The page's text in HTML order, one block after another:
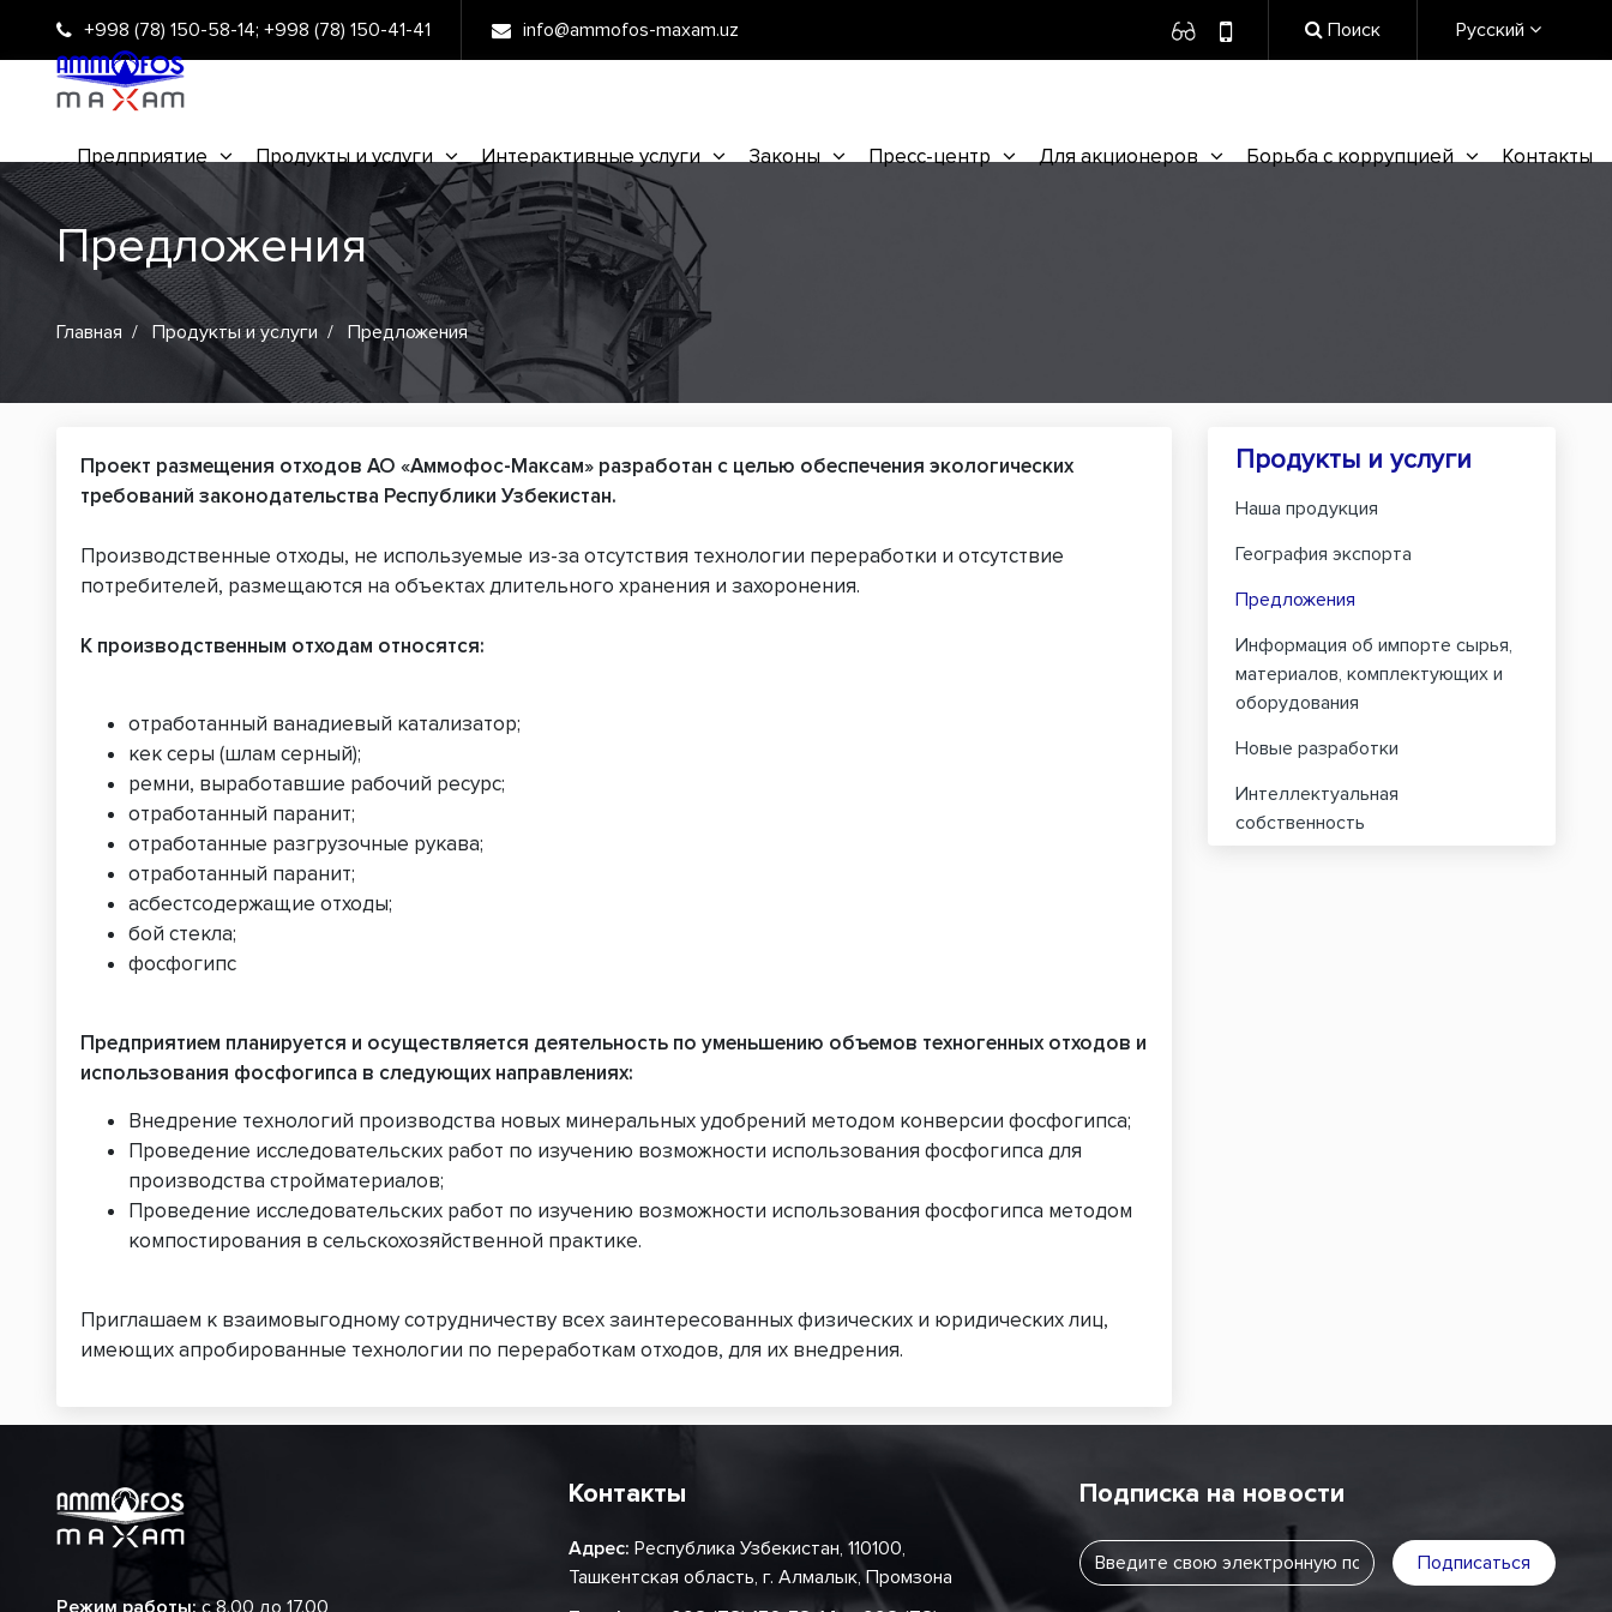
+998 (78) 150-58-14; +998 (78) 150-41-41 info@ammofos-maxam.uz Поиск Русский
Предприятие Продукты и услуги Интерактивные услуги Законы Пресс-центр Для акционеров Борьба с коррупцией Контакты
Предложения
Главная Продукты и услуги Предложения
Проект размещения отходов АО «Аммофос-Максам» разработан с целью обеспечения экологических
требований законодательства Республики Узбекистан.
Производственные отходы, не используемые из-за отсутствия технологии переработки и отсутствие
потребителей, размещаются на объектах длительного хранения и захоронения.
К производственным отходам относятся:
отработанный ванадиевый катализатор;
кек серы (шлам серный);
ремни, выработавшие рабочий ресурс;
отработанный паранит;
отработанные разгрузочные рукава;
отработанный паранит;
асбестсодержащие отходы;
бой стекла;
фосфогипс
Предприятием планируется и осуществляется деятельность по уменьшению объемов техногенных отходов и
использования фосфогипса в следующих направлениях:
Внедрение технологий производства новых минеральных удобрений методом конверсии фосфогипса;
Проведение исследовательских работ по изучению возможности использования фосфогипса для
производства стройматериалов;
Проведение исследовательских работ по изучению возможности использования фосфогипса методом
компостирования в сельскохозяйственной практике.
Приглашаем к взаимовыгодному сотрудничеству всех заинтересованных физических и юридических лиц,
имеющих апробированные технологии по переработкам отходов, для их внедрения.
Продукты и услуги
Наша продукция
География экспорта
Предложения
Информация об импорте сырья,
материалов, комплектующих и
оборудования
Новые разработки
Интеллектуальная
собственность
Режим работы:с 8.00 до 17.00
Контакты
Адрес: Республика Узбекистан, 110100,
Ташкентская область, г. Алмалык, Промзона
Подписка на новости
Подписаться